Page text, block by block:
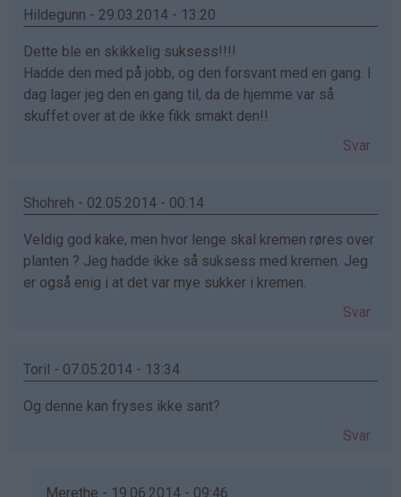
Hildegunn - 29.03.2014 - 13:20
Dette ble en skikkelig suksess!!!!
Hadde den med på jobb, og den forsvant med en gang. I
dag lager jeg den en gang til, da de hjemme var så
skuffet over at de ikke fikk smakt den!!
Svar
Shohreh - 02.05.2014 - 00:14
Veldig god kake, men hvor lenge skal kremen røres over
planten ? Jeg hadde ikke så suksess med kremen. Jeg
er også enig i at det var mye sukker i kremen.
Svar
Toril - 07.05.2014 - 13:34
Og denne kan fryses ikke sant?
Svar
Merethe - 19.06.2014 - 09:46